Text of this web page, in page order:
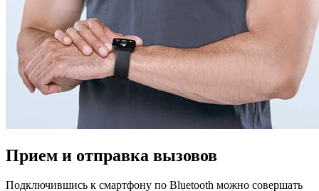
Прием и отправка вызовов
Подключившись к смартфону по Bluetooth можно совершать